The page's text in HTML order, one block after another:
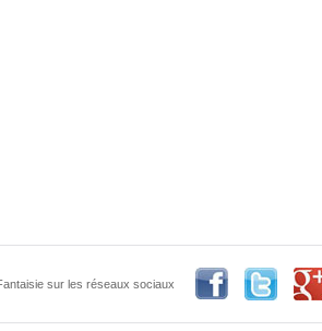
sur les réseaux sociaux